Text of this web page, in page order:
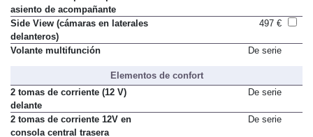
Sensor de ocupación para
asiento de acompañante
Side View (cámaras en laterales
delanteros)
Elementos de confort
2 tomas de corriente (12 V)
delante
2 tomas de corriente 12V en